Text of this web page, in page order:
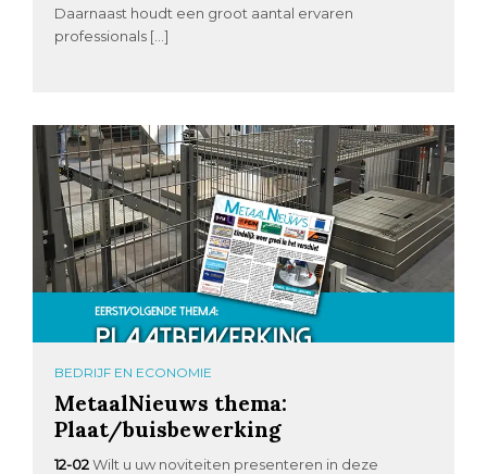
Daarnaast houdt een groot aantal ervaren
professionals […]
BEDRIJF EN ECONOMIE
MetaalNieuws thema:
Plaat/buisbewerking
12-02 Wilt u uw noviteiten presenteren in deze